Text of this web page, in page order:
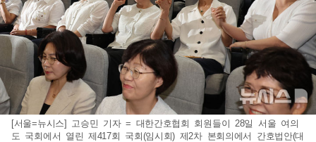
[서울=뉴시스] 고승민 기자 = 대한간호협회 회원들이 28일 서울 여의
도 국회에서 열린 제417회 국회(임시회) 제2차 본회의에서 간호법안(대